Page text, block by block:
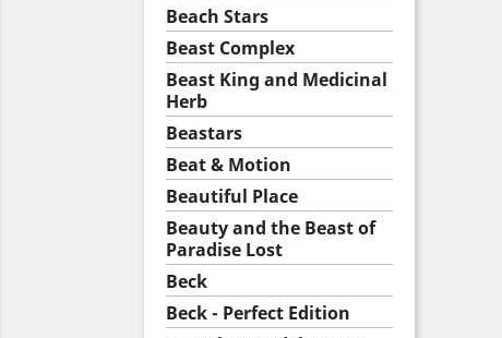
Beach Stars
Beast Complex
Beast King and Medicinal
Herb
Beastars
Beat & Motion
Beautiful Place
Beauty and the Beast of
Paradise Lost
Beck
Beck - Perfect Edition